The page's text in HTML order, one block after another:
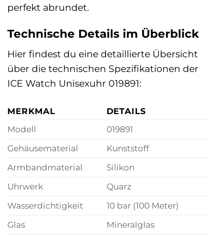
perfekt abrundet.
Technische Details im Überblick
Hier findest du eine detaillierte Übersicht
über die technischen Spezifikationen der
ICE Watch Unisexuhr 019891:
MERKMAL
DETAILS
Modell
019891
Gehäusematerial
Kunststoff
Armbandmaterial
Silikon
Uhrwerk
Quarz
Wasserdichtigkeit
10 bar (100 Meter)
Glas
Mineralglas